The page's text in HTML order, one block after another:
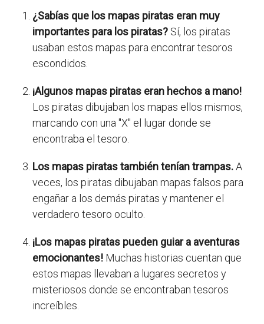
¿Sabías que los mapas piratas eran muy
importantes para los piratas? Sí, los piratas
usaban estos mapas para encontrar tesoros
escondidos.
¡Algunos mapas piratas eran hechos a mano!
Los piratas dibujaban los mapas ellos mismos,
marcando con una "X" el lugar donde se
encontraba el tesoro.
Los mapas piratas también tenían trampas.A
veces, los piratas dibujaban mapas falsos para
engañar a los demás piratas y mantener el
verdadero tesoro oculto.
¡Los mapas piratas pueden guiar a aventuras
emocionantes! Muchas historias cuentan que
estos mapas llevaban a lugares secretos y
misteriosos donde se encontraban tesoros
increíbles.